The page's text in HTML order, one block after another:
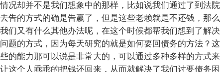
情况却并不是我们想象中的那样，比如说我们通过了到法院
去告的方式的确是告赢了，但是这些老赖就是不还钱，那么
我们又有什么其他办法呢，在这个时候都帮我们想到了解决
问题的方式，因为每天研究的就是如何要回债务的方法？这
些的能力那可以说是非常大的，可以通过多种多样的方式来
让这个人乖乖的把钱还回来，从而就解决了我们讨要债务困